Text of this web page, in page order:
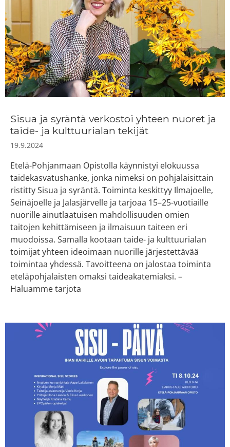
Sisua ja syräntä verkostoi yhteen nuoret ja
taide- ja kulttuurialan tekijät
19.9.2024
Etelä-Pohjanmaan Opistolla käynnistyi elokuussa
taidekasvatushanke, jonka nimeksi on pohjalaisittain
ristitty Sisua ja syräntä. Toiminta keskittyy Ilmajoelle,
Seinäjoelle ja Jalasjärvelle ja tarjoaa 15–25-vuotiaille
nuorille ainutlaatuisen mahdollisuuden omien
taitojen kehittämiseen ja ilmaisuun taiteen eri
muodoissa. Samalla kootaan taide- ja kulttuurialan
toimijat yhteen ideoimaan nuorille järjestettävää
toimintaa yhdessä. Tavoitteena on jalostaa toiminta
eteläpohjalaisten omaksi taideakatemiaksi. –
Haluamme tarjota